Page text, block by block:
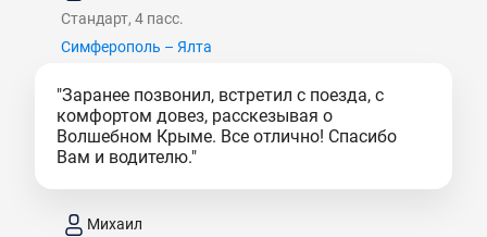
Стандарт, 4 пасс.
Симферополь – Ялта
"Заранее позвонил, встретил с поезда, с
комфортом довез, расскезывая о
Волшебном Крыме. Все отлично! Спасибо
Вам и водителю."
Михаил